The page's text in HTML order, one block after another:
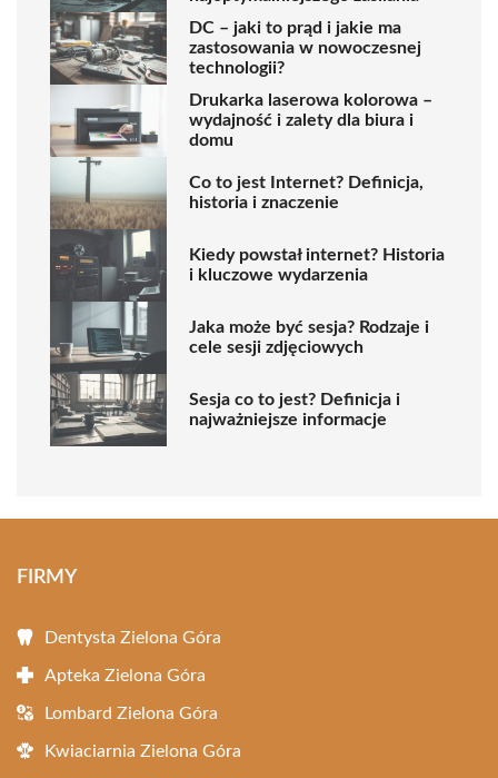
DC – jaki to prąd i jakie ma
zastosowania w nowoczesnej
technologii?
Drukarka laserowa kolorowa –
wydajność i zalety dla biura i
domu
Co to jest Internet? Definicja,
historia i znaczenie
Kiedy powstał internet? Historia
i kluczowe wydarzenia
Jaka może być sesja? Rodzaje i
cele sesji zdjęciowych
Sesja co to jest? Definicja i
najważniejsze informacje
FIRMY
Dentysta Zielona Góra
Apteka Zielona Góra
Lombard Zielona Góra
Kwiaciarnia Zielona Góra